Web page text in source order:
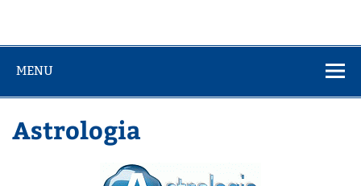
MENU
Astrologia